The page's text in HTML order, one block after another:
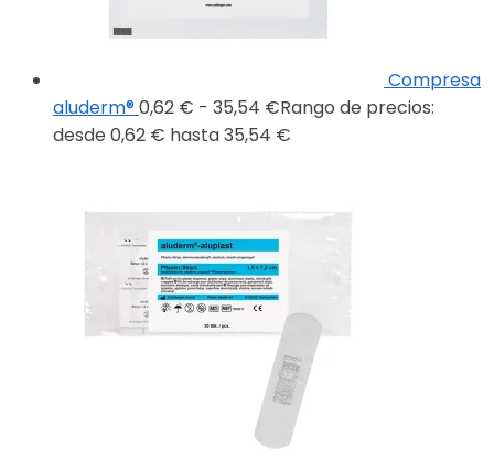
Compresa
aluderm®0,62 € - 35,54 €Rango de precios:
desde 0,62 € hasta 35,54 €